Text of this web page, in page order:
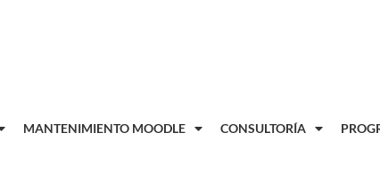
MANTENIMIENTO MOODLE CONSULTORÍA